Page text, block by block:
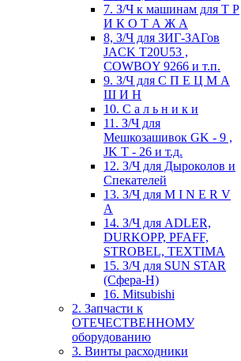
7. З/Ч к машинам для Т Р
И К О Т А Ж А
8, З/Ч для ЗИГ-ЗАГов
JACK Т20U53 ,
COWBOY 9266 и т.п.
9. З/Ч для С П Е Ц М А
Ш И Н
10. С а л ь н и к и
11. З/Ч для
Мешкозашивок GK - 9 ,
JK T - 26 и т.д.
12. З/Ч для Дыроколов и
Спекателей
13. З/Ч для M I N E R V
A
14. З/Ч для ADLER,
DURKOPP, PFAFF,
STROBEL, TEXTIMA
15. З/Ч для SUN STAR
(Сфера-Н)
16. Mitsubishi
2. Запчасти к
ОТЕЧЕСТВЕННОМУ
оборудованию
3. Винты расходники